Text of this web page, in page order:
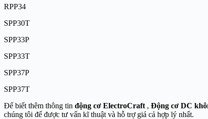
RPP34
SPP30T
SPP33P
SPP33T
SPP37P
SPP37T
Để biết thêm thông tin động cơ ElectroCraft , Động cơ DC
chúng tôi để được tư vấn kĩ thuật và hỗ trợ giá cả hợp lý nhất.